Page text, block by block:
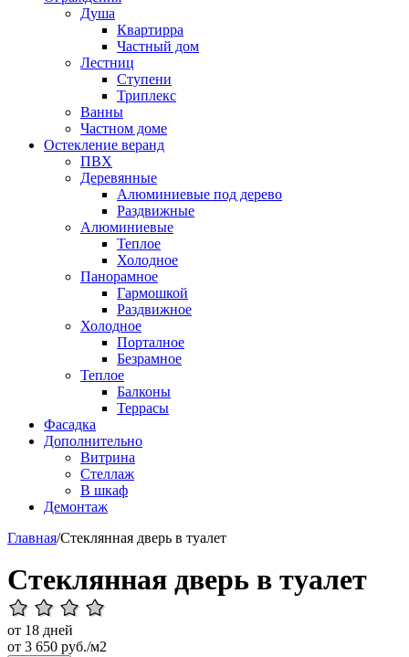
Душа
Квартирра
Частный дом
Лестниц
Ступени
Триплекс
Ванны
Частном доме
Остекление веранд
ПВХ
Деревянные
Алюминиевые под дерево
Раздвижные
Алюминиевые
Теплое
Холодное
Панорамное
Гармошкой
Раздвижное
Холодное
Порталное
Безрамное
Теплое
Балконы
Террасы
Фасадка
Дополнительно
Витрина
Стеллаж
В шкаф
Демонтаж
Главная/Стеклянная дверь в туалет
Стеклянная дверь в туалет
от 18 дней
от 3 650 руб./м2